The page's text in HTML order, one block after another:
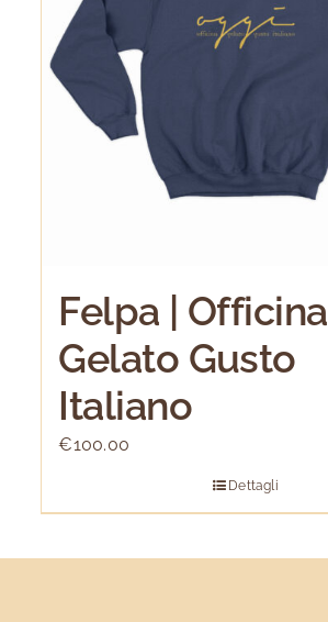
Felpa | Officina
Gelato Gusto
Italiano
€100.00
Dettagli